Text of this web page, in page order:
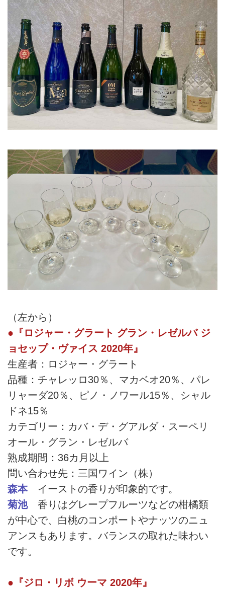
（左から）
●『ロジャー・グラート グラン・レゼルバ ジ
ョセップ・ヴァイス 2020年』
生産者：ロジャー・グラート
品種：チャレッロ30％、マカベオ20％、パレ
リャーダ20％、ピノ・ノワール15％、シャル
ドネ15％
カテゴリー：カバ・デ・グアルダ・スーペリ
オール・グラン・レゼルバ
熟成期間：36カ月以上
問い合わせ先：三国ワイン（株）
森本イーストの香りが印象的です。
菊池香りはグレープフルーツなどの柑橘類
が中心で、白桃のコンポートやナッツのニュ
アンスもあります。バランスの取れた味わい
です。
●『ジロ・リボ ウーマ 2020年』